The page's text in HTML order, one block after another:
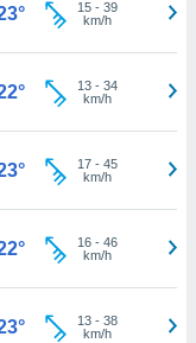
15- 39
km/h
13- 34
km/h
17- 45
km/h
16- 46
km/h
13- 38
km/h